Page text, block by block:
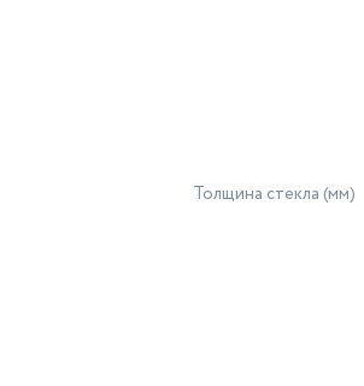
Толщина стекла (мм)